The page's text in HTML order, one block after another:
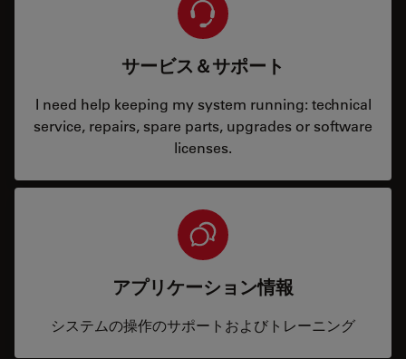
サービス＆サポート
I need help keeping my system running: technical
service, repairs, spare parts, upgrades or software
licenses.
アプリケーション情報
システムの操作のサポートおよびトレーニング